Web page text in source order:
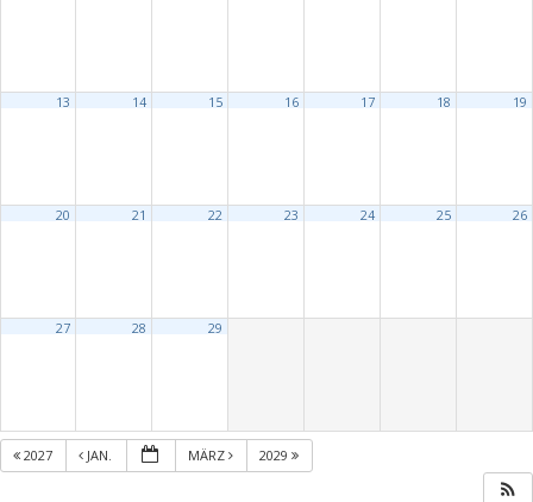
13 14 15 16 17 18 19
20 21 22 23 24 25 26
27 28 29
2027 JAN. MÄRZ 2029